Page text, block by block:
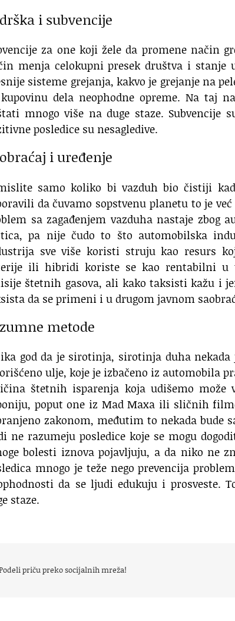
i subvencije
za one koji žele da promene način
menja celokupni presek društva i stanje
sisteme grejanja, kakvo je grejanje na
dela neophodne opreme. Na taj
mnogo više na duge staze. Subvencije
posledice su nesagledive.
i uređenje
samo koliko bi vazduh bio čistiji
da čuvamo sopstvenu planetu to je
sa zagađenjem vazduha nastaje
pa nije čudo to što automobilska
sve više koristi struju kao resurs
ili hibridi koriste se kao rentabilni u
štetnih gasova, ali kako taksisti kažu i
da se primeni i u drugom javnom
metode
god da je sirotinja, sirotinja duha
ulje, koje je izbačeno iz automobila
štetnih isparenja koja udišemo
poput one iz Mad Maxa ili sličnih
zakonom, međutim to nekada bude
ne razumeju posledice koje se mogu
bolesti iznova pojavljuju, a da niko ne
mnogo je teže nego prevencija
da se ljudi edukuju i prosveste.
staze.
priču preko socijalnih mreža!